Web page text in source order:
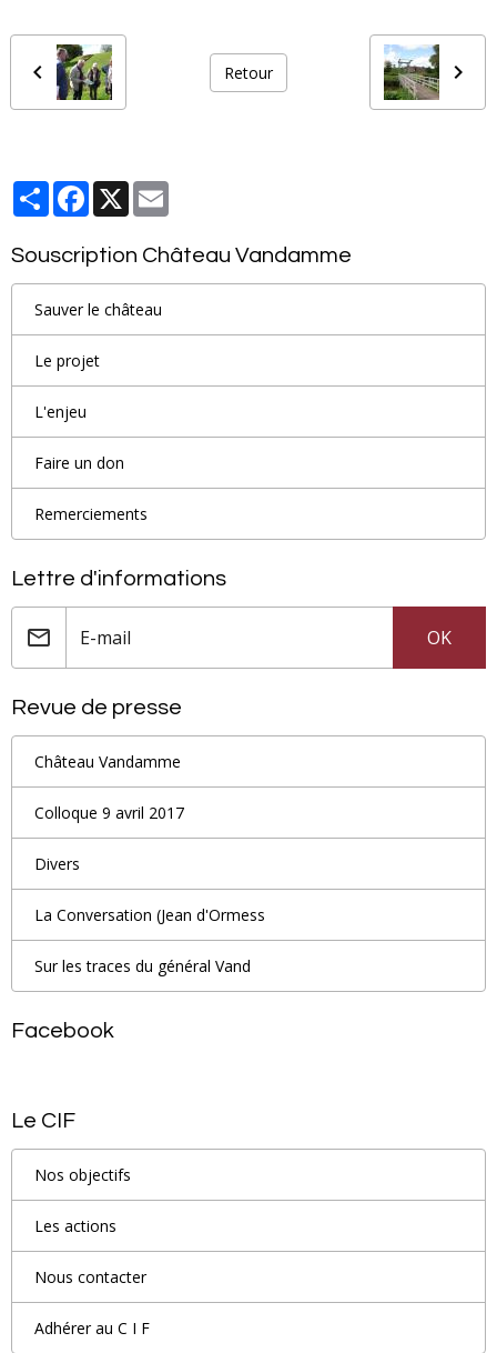
Retour
PartagerFacebook
X
Souscription Château Vandamme
Sauver le château
Le projet
L'enjeu
Faire un don
Remerciements
Lettre d'informations
OK
Revue de presse
Château Vandamme
Colloque 9 avril 2017
Divers
La Conversation (Jean d'Ormess
Sur les traces du général Vand
Facebook
Le CIF
Nos objectifs
Les actions
Nous contacter
Adhérer au C I F